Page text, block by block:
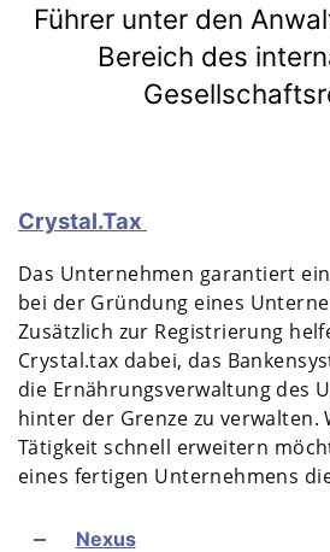
Führer unter den
Bereich des
Сrystal.Tax
Das Unternehmen garantiert
bei der Gründung eines
Zusätzlich zur Registrierung
Crystal.tax dabei, das
die Ernährungsverwaltung des
hinter der Grenze zu verwalten.
Tätigkeit schnell erweitern
eines fertigen Unternehmens
Nexus